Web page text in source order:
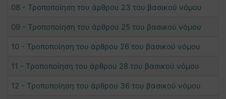
08 - Τροποποίηση του άρθρου 23 του βασικού νόμου
09 - Τροποποίηση του άρθρου 25 του βασικού νόμου
10 - Τροποποίηση του άρθρου 26 του βασικού νόμου
11 - Τροποποίηση του άρθρου 28 του βασικού νόμου
12 - Τροποποίηση του άρθρου 36 του βασικού νόμου